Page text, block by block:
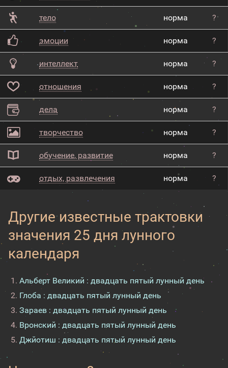
тело норма ?
эмоции норма ?
интеллект норма ?
отношения норма ?
дела норма ?
творчество норма ?
обучение, развитие норма ?
отдых, развлечения норма ?
Другие известные трактовки
значения 25 дня лунного
календаря
Альберт Великий : двадцать пятый лунный день
Глоба : двадцать пятый лунный день
Зараев : двадцать пятый лунный день
Вронский : двадцать пятый лунный день
Джйотиш : двадцать пятый лунный день